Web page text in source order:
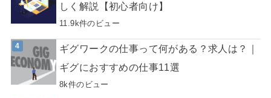
しく解説【初心者向け】
11.9k件のビュー
ギグワークの仕事って何がある？求人は？｜
ギグにおすすめの仕事11選
8k件のビュー